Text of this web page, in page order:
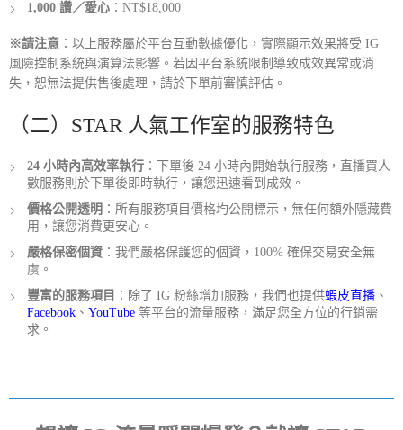
1,000 讚／愛心 ：NT$18,000
※請注意 ：以上服務屬於平台互動數據優化，實際顯示效果將受 IG
風險控制系統與演算法影響。若因平台系統限制導致成效異常或消
失，恕無法提供售後處理，請於下單前審慎評估。
（二）STAR 人氣工作室的服務特色
24 小時內高效率執行 ：下單後 24 小時內開始執行服務，直播買人
數服務則於下單後即時執行，讓您迅速看到成效。
價格公開透明 ：所有服務項目價格均公開標示，無任何額外隱藏費
用，讓您消費更安心。
嚴格保密個資 ：我們嚴格保護您的個資，100% 確保交易安全無
虞。
豐富的服務項目 ：除了 IG 粉絲增加服務，我們也提供蝦皮直播 、
Facebook 、 YouTube 等平台的流量服務，滿足您全方位的行銷需
求。